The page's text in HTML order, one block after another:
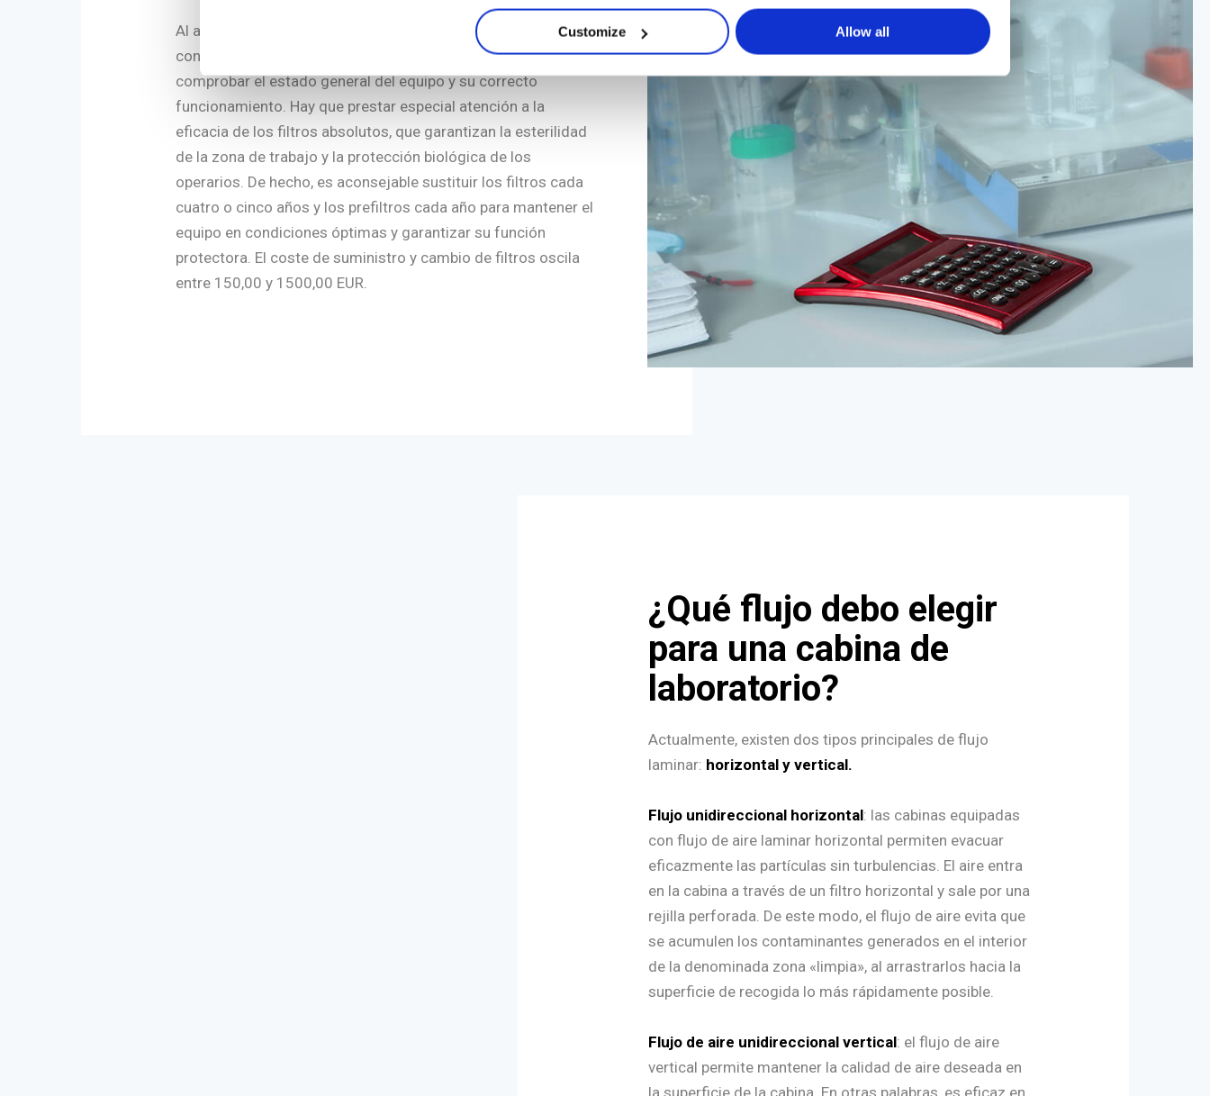
Customize Allow all
Al adquirir una campana de flujo laminar, Erlab le recomienda
contratar o programar visitas de mantenimiento para
comprobar el estado general del equipo y su correcto
funcionamiento. Hay que prestar especial atención a la
eficacia de los filtros absolutos, que garantizan la esterilidad
de la zona de trabajo y la protección biológica de los
operarios. De hecho, es aconsejable sustituir los filtros cada
cuatro o cinco años y los prefiltros cada año para mantener el
equipo en condiciones óptimas y garantizar su función
protectora. El coste de suministro y cambio de filtros oscila
entre 150,00 y 1500,00 EUR.
¿Qué flujo debo elegir
para una cabina de
laboratorio?
Actualmente, existen dos tipos principales de flujo
laminar: horizontal y vertical.
Flujo unidireccional horizontal: las cabinas equipadas
con flujo de aire laminar horizontal permiten evacuar
eficazmente las partículas sin turbulencias. El aire entra
en la cabina a través de un filtro horizontal y sale por una
rejilla perforada. De este modo, el flujo de aire evita que
se acumulen los contaminantes generados en el interior
de la denominada zona «limpia», al arrastrarlos hacia la
superficie de recogida lo más rápidamente posible.
Flujo de aire unidireccional vertical: el flujo de aire
vertical permite mantener la calidad de aire deseada en
la superficie de la cabina. En otras palabras, es eficaz en